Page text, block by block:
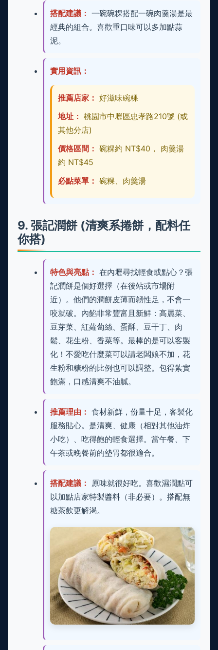
搭配建議： 一碗碗粿搭配一碗肉羹湯是最
經典的組合。喜歡重口味可以多加點蒜
泥。
實用資訊：
推薦店家： 好滋味碗粿
地址： 桃園市中壢區忠孝路210號 (或
其他分店)
價格區間： 碗粿約 NT$40， 肉羹湯
約 NT$45
必點菜單： 碗粿、肉羹湯
9. 張記潤餅 (清爽系捲餅，配料任
你搭)
特色與亮點： 在內壢尋找輕食或點心？張
記潤餅是個好選擇（在後站或市場附
近）。他們的潤餅皮薄而韌性足，不會一
咬就破。內餡非常豐富且新鮮：高麗菜、
豆芽菜、紅蘿蔔絲、蛋酥、豆干丁、肉
鬆、花生粉、香菜等。最棒的是可以客製
化！不愛吃什麼菜可以請老闆娘不加，花
生粉和糖粉的比例也可以調整。包得紮實
飽滿，口感清爽不油膩。
推薦理由： 食材新鮮，份量十足，客製化
服務貼心。是清爽、健康（相對其他油炸
小吃）、吃得飽的輕食選擇。當午餐、下
午茶或晚餐前的墊胃都很適合。
搭配建議：
原味就很好吃。喜歡濕潤點可
以加點店家特製醬料（非必要）。搭配無
糖茶飲更解渴。